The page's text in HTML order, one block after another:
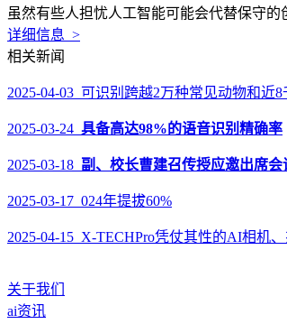
虽然有些人担忧人工智能可能会代替保守
详细信息 >
相关新闻
2025-04-03 可识别跨越2万种常见动物和近8
2025-03-24 具备高达98%的语音识别精确率
2025-03-18 副、校长曹建召传授应邀出席会
2025-03-17 024年提拔60%
2025-04-15 X-TECHPro凭仗其性的AI相机
关于我们
ai资讯